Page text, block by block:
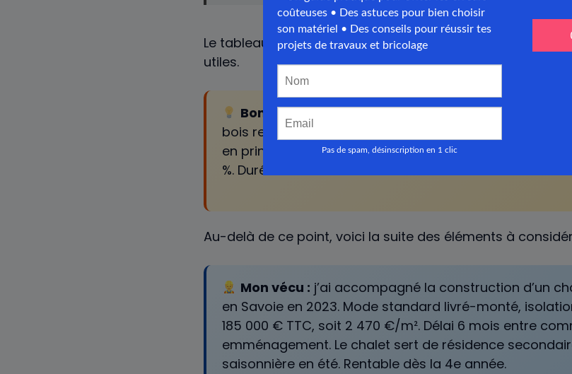
Le tableau donne une base, mais le contexte global
utiles.
Bon à savoir :selon Forêt Bois Construction, le
bois représente 8 000 ventes par an, dont 60 % en
en principal. Madriers empilés représentent 45 %,
%. Durée de vie 80-100 ans avec entretien.
Au-delà de ce point, voici la suite des éléments à
Mon vécu : j’ai accompagné la construction d’un
en Savoie en 2023. Mode standard livré-monté,
185 000 € TTC, soit 2 470 €/m². Délai 6 mois entre
emménagement. Le chalet sert de résidence
saisonnière en été. Rentable dès la 4e année.